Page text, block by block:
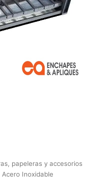
papeleras y accesorios
Inoxidable